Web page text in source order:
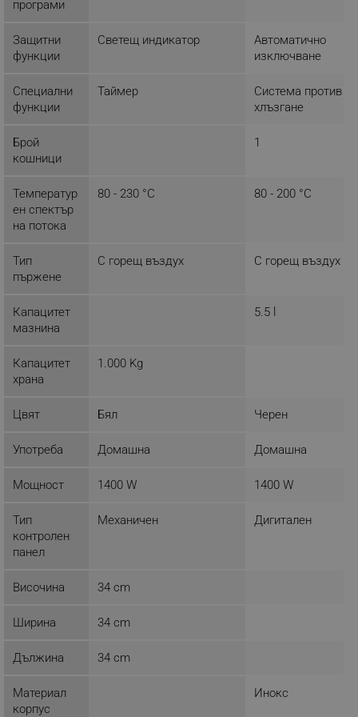
програми
Защитни
функции
Светещ индикатор
Автоматично
изключване
Специални
функции
Таймер
Система против
хлъзгане
Брой
кошници
1
Температур
ен спектър
на потока
80 - 230 °C 80 - 200 °C
Тип
пържене
С горещ въздух С горещ въздух
Капацитет
мазнина
5.5 l
Капацитет
храна
1.000 Kg
Цвят Бял Черен
Употреба Домашна Домашна
Мощност 1400 W 1400 W
Тип
контролен
панел
Механичен Дигитален
Височина 34 cm
Ширина 34 cm
Дължина 34 cm
Материал
корпус
Инокс
Строго необходимо
Ефективност
Функционалност
акаунта. Уебсайтът не може да се използва
click_code_ps
.alleop.bg
_nzm_id_92166-7699
_sgf_push_permission_asked .alleop.bg